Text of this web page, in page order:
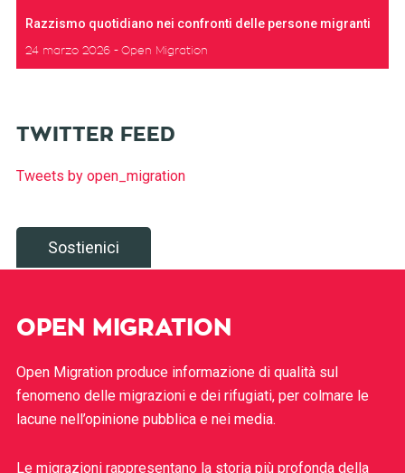
Razzismo quotidiano nei confronti delle persone migranti
24 marzo 2026 Open Migration
TWITTER FEED
Tweets by open_migration
Sostienici
OPEN MIGRATION
Open Migration produce informazione di qualità sul
fenomeno delle migrazioni e dei rifugiati, per colmare le
lacune nell’opinione pubblica e nei media.
Le migrazioni rappresentano la storia più profonda della